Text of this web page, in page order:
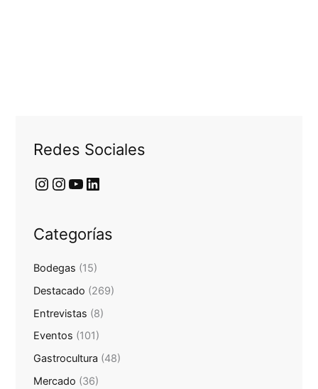
Redes Sociales
Categorías
Bodegas (15)
Destacado (269)
Entrevistas (8)
Eventos (101)
Gastrocultura (48)
Mercado (36)